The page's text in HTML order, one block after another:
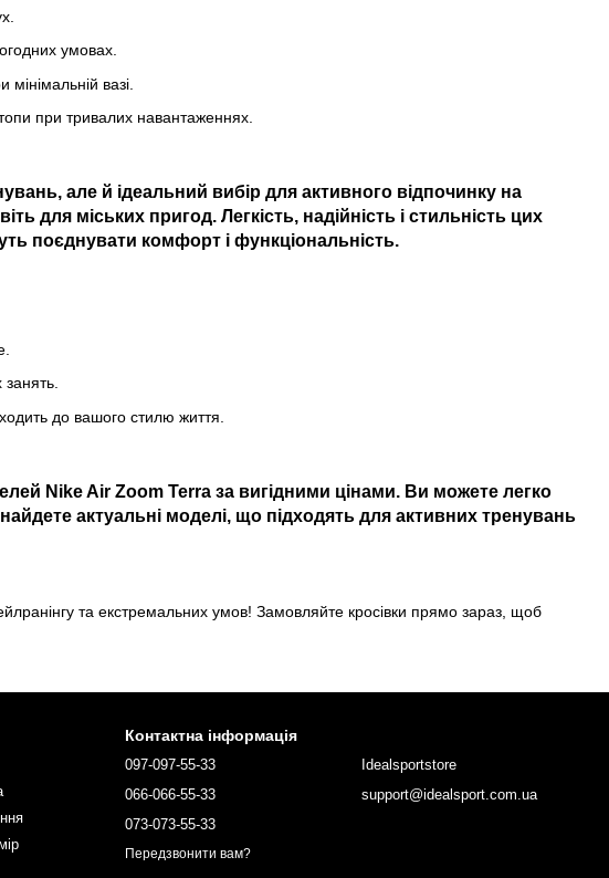
умовах.
вазі.
при тривалих навантаженнях.
але й ідеальний вибір для активного відпочинку на
для міських пригод. Легкість, надійність і стильність цих
поєднувати комфорт і функціональність.
занять.
до вашого стилю життя.
Nike Air Zoom Terra за вигідними цінами. Ви можете легко
актуальні моделі, що підходять для активних тренувань
та екстремальних умов! Замовляйте кросівки прямо зараз, щоб
Контактна інформація
097-097-55-33
066-066-55-33
073-073-55-33
Передзвонити вам?
Idealsportstore
support@idealsport.com.ua